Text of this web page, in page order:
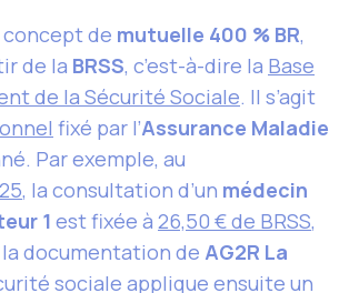
de mutuelle 400 % BR,
de la BRSS, c’est-à-dire la Base
de la Sécurité Sociale. Il s’agit
fixé par l’Assurance Maladie
Par exemple, au
, la consultation d’un médecin
1 est fixée à 26,50 € de BRSS,
documentation de AG2R La
sociale applique ensuite un